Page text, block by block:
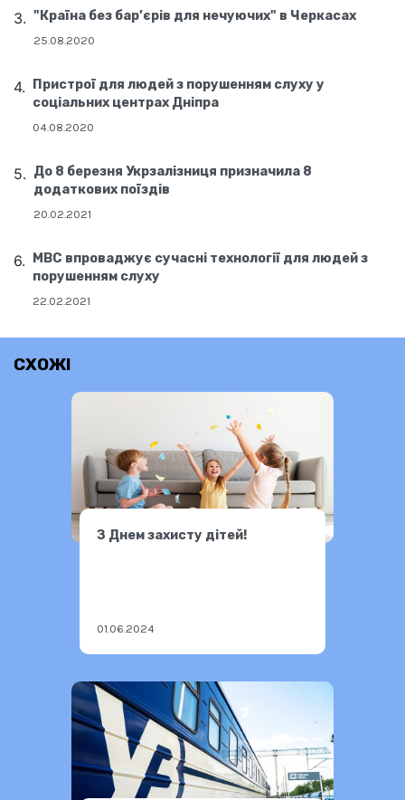
"Країна без бар’єрів для нечуючих" в Черкасах
25.08.2020
Пристрої для людей з порушенням слуху у
соціальних центрах Дніпра
04.08.2020
До 8 березня Укрзалізниця призначила 8
додаткових поїздів
20.02.2021
МВС впроваджує сучасні технології для людей з
порушенням слуху
22.02.2021
СХОЖІ
З Днем захисту дітей!
01.06.2024